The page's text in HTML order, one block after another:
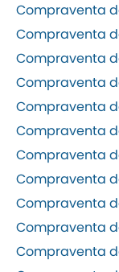
Compraventa
Compraventa
Compraventa
Compraventa
Compraventa
Compraventa
Compraventa
Compraventa
Compraventa
Compraventa
Compraventa